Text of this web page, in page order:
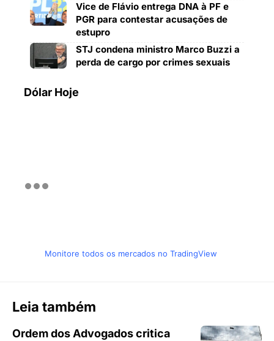
Vice de Flávio entrega DNA à PF e
PGR para contestar acusações de
estupro
STJ condena ministro Marco Buzzi a
perda de cargo por crimes sexuais
Dólar Hoje
Monitore todos os mercados no TradingView
Leia também
Ordem dos Advogados critica